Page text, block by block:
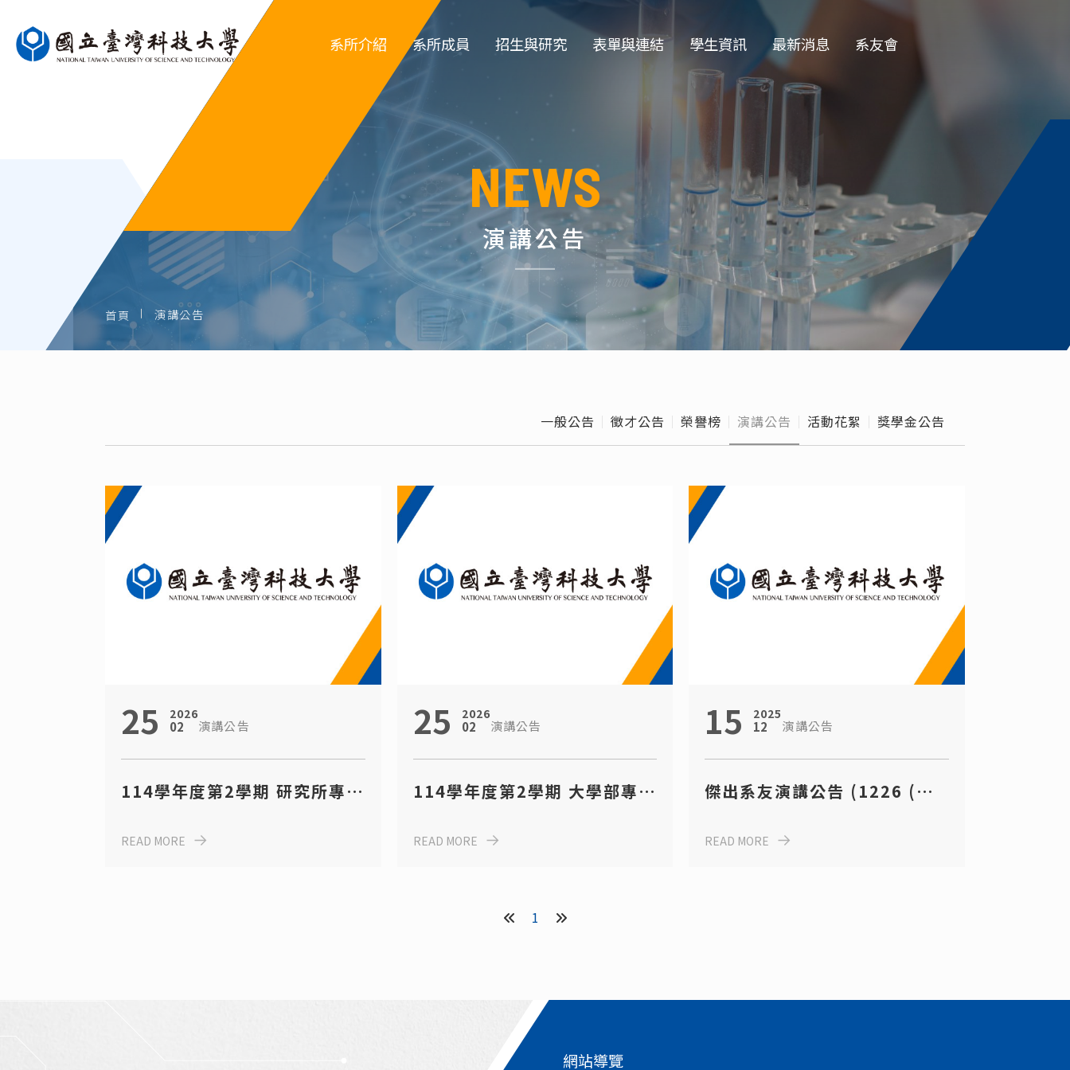
系所介紹
簡介
系徽
行政組織
歷屆系主任
歷屆系傑出校友名
單
系所成員
專案教師
職員
退休教師
名譽教授
榮譽講座教授
招生與研究
特色實驗室
儀器租借
環安衛資訊
高中職生園地
化工營
表單與連結
學生類表單
學生資訊
大學部
系學會
碩士班
博士班
指導教授收受碩班
生資訊
學位論文口試
碩士班口試作業流
實務專題
班級導師
離校作業
最新消息
榮譽榜
演講公告
活動花絮
獎學金公告
系友會
NEWS
演講公告
首頁 演講公告
一般公告 徵才公告 榮譽榜 演講公告 活動花絮 獎學金公告
25 2026
02 演講公告
114學年度第2學期 研究所專題
READ MORE
25 2026
02 演講公告
114學年度第2學期 大學部專題
READ MORE
15 2025
12 演講公告
傑出系友演講公告 (1226 (五)
READ MORE
1
網站導覽